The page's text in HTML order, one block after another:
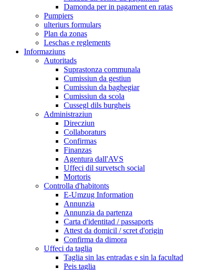
Damonda per in pagament en ratas
Pumpiers
ulteriurs formulars
Plan da zonas
Leschas e reglements
Informaziuns
Autoritads
Suprastonza communala
Cumissiun da gestiun
Cumissiun da baghegiar
Cumissiun da scola
Cussegl dils burgheis
Administraziun
Direcziun
Collaboraturs
Confirmas
Finanzas
Agentura dall'AVS
Uffeci dil survetsch social
Mortoris
Controlla d'habitonts
E-Umzug Information
Annunzia
Annunzia da partenza
Carta d'identitad / passaports
Attest da domicil / scret d'origin
Confirma da dimora
Uffeci da taglia
Taglia sin las entradas e sin la facultad
Peis taglia